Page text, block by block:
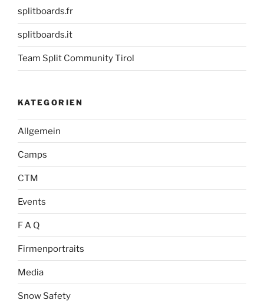
splitboards.fr
splitboards.it
Team Split Community Tirol
KATEGORIEN
Allgemein
Camps
CTM
Events
F A Q
Firmenportraits
Media
Snow Safety